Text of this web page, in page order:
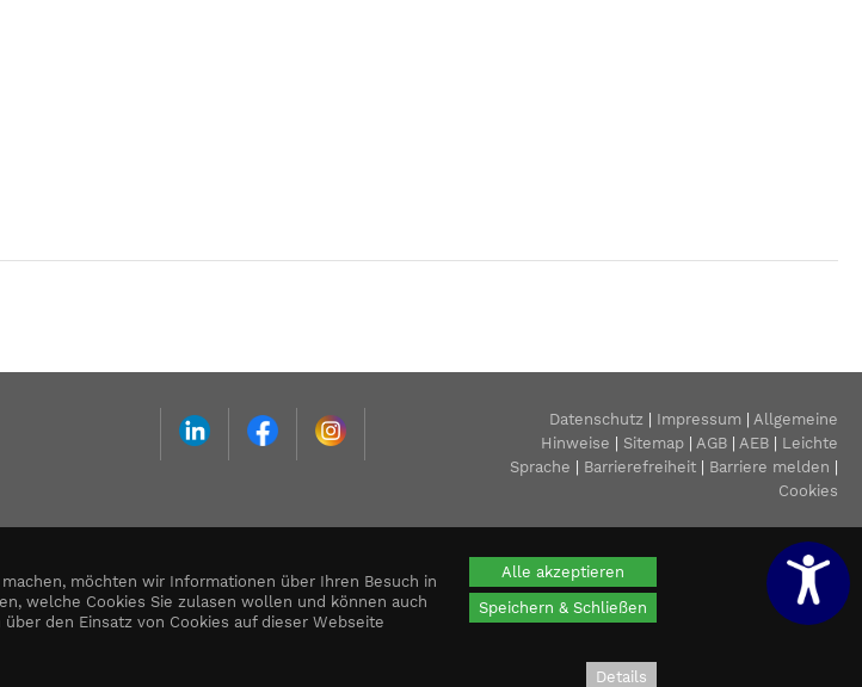
Alle akzeptieren
Speichern & Schließen
möchten wir Informationen über Ihren Besuch in
welche Cookies Sie zulasen wollen und können auch
den Einsatz von Cookies auf dieser Webseite
Details
Datenschutz Impressum
Allgemeine
Hinweise
Sitemap AGB AEB
Leichte
Sprache
Barrierefreiheit Barriere melden
Cookies